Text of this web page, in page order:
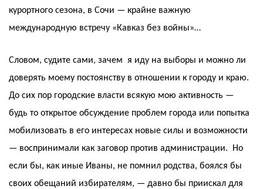
курортного сезона, в Сочи — крайне важную
международную встречу «Кавказ без войны»…
Словом, судите сами, зачем я иду на выборы и можно ли
доверять моему постоянству в отношении к городу и краю.
До сих пор городские власти всякую мою активность —
будь то открытое обсуждение проблем города или попытка
мобилизовать в его интересах новые силы и возможности
— воспринимали как заговор против администрации. Но
если бы, как иные Иваны, не помнил родства, боялся бы
своих обещаний избирателям, — давно бы приискал для